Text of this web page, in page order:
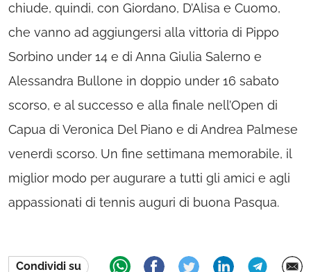
chiude, quindi, con Giordano, D’Alisa e Cuomo,
che vanno ad aggiungersi alla vittoria di Pippo
Sorbino under 14 e di Anna Giulia Salerno e
Alessandra Bullone in doppio under 16 sabato
scorso, e al successo e alla finale nell’Open di
Capua di Veronica Del Piano e di Andrea Palmese
venerdì scorso. Un fine settimana memorabile, il
miglior modo per augurare a tutti gli amici e agli
appassionati di tennis auguri di buona Pasqua.
Condividi su